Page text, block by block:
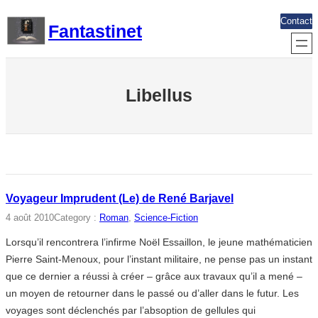
contenu
Fantastinet
Contact
Libellus
Voyageur Imprudent (Le) de René Barjavel
4 août 2010Category : Roman, Science-Fiction
Lorsqu’il rencontrera l’infirme Noël Essaillon, le jeune mathématicien
Pierre Saint-Menoux, pour l’instant militaire, ne pense pas un instant
que ce dernier a réussi à créer – grâce aux travaux qu’il a mené –
un moyen de retourner dans le passé ou d’aller dans le futur. Les
voyages sont déclenchés par l’absoption de gellules qui